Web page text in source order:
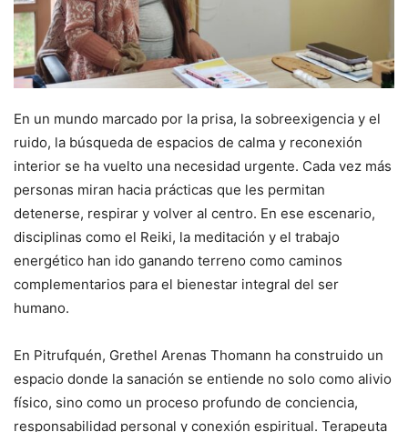
En un mundo marcado por la prisa, la sobreexigencia y el
ruido, la búsqueda de espacios de calma y reconexión
interior se ha vuelto una necesidad urgente. Cada vez más
personas miran hacia prácticas que les permitan
detenerse, respirar y volver al centro. En ese escenario,
disciplinas como el Reiki, la meditación y el trabajo
energético han ido ganando terreno como caminos
complementarios para el bienestar integral del ser
humano.
En Pitrufquén, Grethel Arenas Thomann ha construido un
espacio donde la sanación se entiende no solo como alivio
físico, sino como un proceso profundo de conciencia,
responsabilidad personal y conexión espiritual. Terapeuta